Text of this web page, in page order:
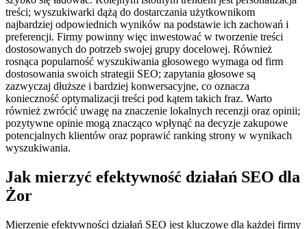
treści; wyszukiwarki dążą do dostarczania użytkownikom
najbardziej odpowiednich wyników na podstawie ich zachowań i
preferencji. Firmy powinny więc inwestować w tworzenie treści
dostosowanych do potrzeb swojej grupy docelowej. Również
rosnąca popularność wyszukiwania głosowego wymaga od firm
dostosowania swoich strategii SEO; zapytania głosowe są
zazwyczaj dłuższe i bardziej konwersacyjne, co oznacza
konieczność optymalizacji treści pod kątem takich fraz. Warto
również zwrócić uwagę na znaczenie lokalnych recenzji oraz opinii;
pozytywne opinie mogą znacząco wpłynąć na decyzje zakupowe
potencjalnych klientów oraz poprawić ranking strony w wynikach
wyszukiwania.
Jak mierzyć efektywność działań SEO dla
Żor
Mierzenie efektywności działań SEO jest kluczowe dla każdej firmy